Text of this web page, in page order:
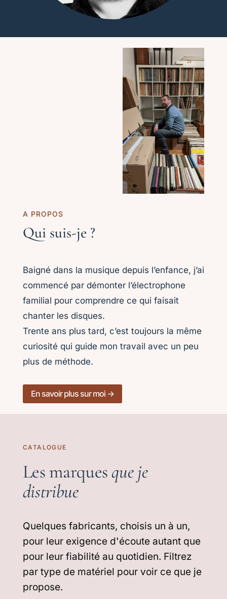
A PROPOS
Qui suis-je ?
Baigné dans la musique depuis l’enfance, j’ai
commencé par démonter l’électrophone
familial pour comprendre ce qui faisait
chanter les disques.
Trente ans plus tard, c’est toujours la même
curiosité qui guide mon travail avec un peu
plus de méthode.
En savoir plus sur moi →
CATALOGUE
Les marquesque je
distribue
Quelques fabricants, choisis un à un,
pour leur exigence d'écoute autant que
pour leur fiabilité au quotidien. Filtrez
par type de matériel pour voir ce que je
propose.